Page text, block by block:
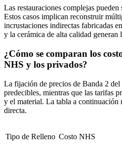
Las restauraciones complejas
Estos casos implican reconstruir
incrustaciones indirectas fabricadas
y la cerámica de alta calidad generan
¿Cómo se comparan los
NHS y los privados?
La fijación de precios de Banda 2
predecibles, mientras que las tarifas
y el material. La tabla a continuación
directa.
Tipo de Relleno Costo NHS